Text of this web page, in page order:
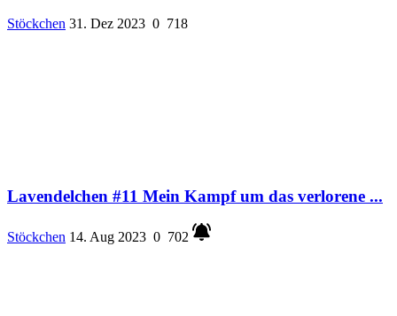
Stöckchen 31. Dez 2023 0 718
Lavendelchen #11 Mein Kampf um das verlorene ...
Stöckchen 14. Aug 2023 0 702